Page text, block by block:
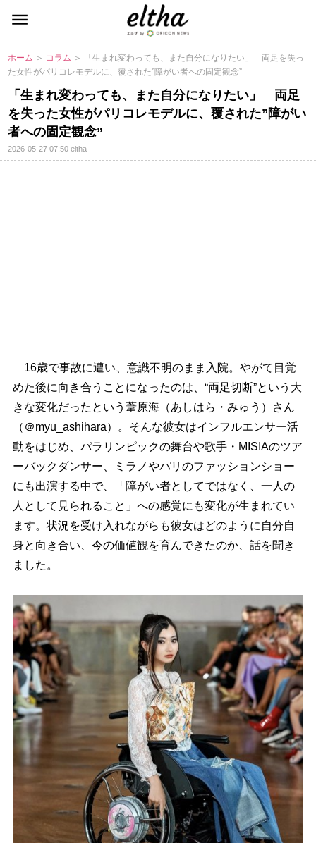
ホーム ＞ コラム ＞ 「生まれ変わっても、また自分になりたい」 両足を失っ
た女性がパリコレモデルに、覆された”障がい者への固定観念”
「生まれ変わっても、また自分になりたい」 両足
を失った女性がパリコレモデルに、覆された”障がい
者への固定観念”
2026-05-27 07:50eltha
16歳で事故に遭い、意識不明のまま入院。やがて目覚
めた後に向き合うことになったのは、“両足切断”という大
きな変化だったという葦原海（あしはら・みゅう）さん
（＠myu_ashihara）。そんな彼女はインフルエンサー活
動をはじめ、パラリンピックの舞台や歌手・MISIAのツア
ーバックダンサー、ミラノやパリのファッションショー
にも出演する中で、「障がい者としてではなく、一人の
人として見られること」への感覚にも変化が生まれてい
ます。状況を受け入れながらも彼女はどのように自分自
身と向き合い、今の価値観を育んできたのか、話を聞き
ました。